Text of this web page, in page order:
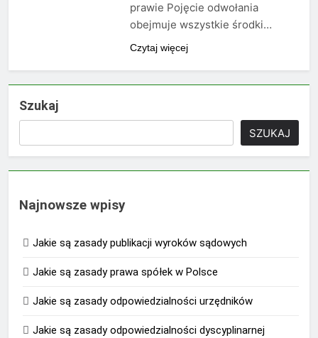
prawie Pojęcie odwołania
obejmuje wszystkie środki…
Czytaj więcej
Szukaj
SZUKAJ
Najnowsze wpisy
Jakie są zasady publikacji wyroków sądowych
Jakie są zasady prawa spółek w Polsce
Jakie są zasady odpowiedzialności urzędników
Jakie są zasady odpowiedzialności dyscyplinarnej